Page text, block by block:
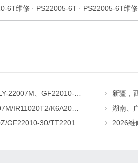
6T维修 · PS22005-6T · PS22005-6T维修